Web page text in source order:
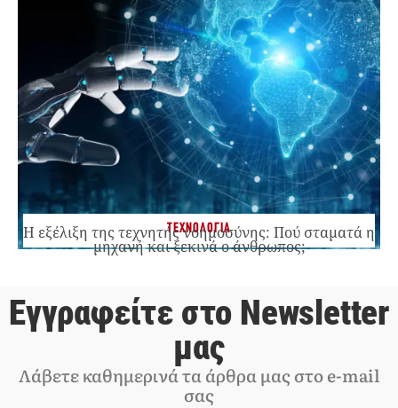
ΤΕΧΝΟΛΟΓΙΑ
Η εξέλιξη της τεχνητής νοημοσύνης: Πού σταματά η
μηχανή και ξεκινά ο άνθρωπος;
Εγγραφείτε στο Newsletter
μας
Λάβετε καθημερινά τα άρθρα μας στο e-mail
σας